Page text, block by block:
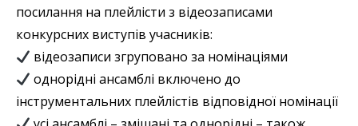
посилання на плейлісти з відеозаписами
конкурсних виступів учасників:
відеозаписи згруповано за номінаціями
однорідні ансамблі включено до
інструментальних плейлістів відповідної номінації